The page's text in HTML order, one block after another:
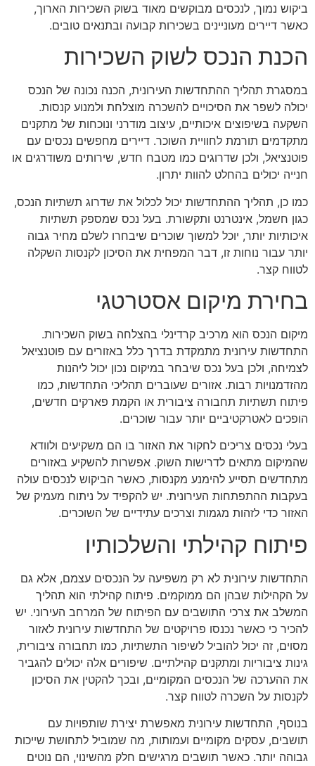
ביקוש נמוך, לנכסים מבוקשים מאוד בשוק השכירות הארוך,
כאשר דיירים מעוניינים בשכירות קבועה ובתנאים טובים.
הכנת הנכס לשוק השכירות
במסגרת תהליך ההתחדשות העירונית, הכנה נכונה של הנכס
יכולה לשפר את הסיכויים להשכרה מוצלחת ולמנוע קנסות.
השקעה בשיפוצים איכותיים, עיצוב מודרני ונוכחות של מתקנים
מתקדמים תורמת לחוויית השוכר. דיירים מחפשים נכסים עם
פוטנציאל, ולכן שדרוגים כמו מטבח חדש, שירותים משודרגים או
חנייה יכולים בהחלט להוות יתרון.
כמו כן, תהליך ההתחדשות יכול לכלול את שדרוג תשתיות הנכס,
כגון חשמל, אינטרנט ותקשורת. בעל נכס שמספק תשתיות
איכותיות יותר, יוכל למשוך שוכרים שיבחרו לשלם מחיר גבוה
יותר עבור נוחות זו, דבר המפחית את הסיכון לקנסות השקלה
לטווח קצר.
בחירת מיקום אסטרטגי
מיקום הנכס הוא מרכיב קרדינלי בהצלחה בשוק השכירות.
התחדשות עירונית מתמקדת בדרך כלל באזורים עם פוטנציאל
לצמיחה, ולכן בעל נכס שיבחר במיקום נכון יכול ליהנות
מהזדמנויות רבות. אזורים שעוברים תהליכי התחדשות, כמו
פיתוח תשתיות תחבורה ציבורית או הקמת פארקים חדשים,
הופכים לאטרקטיביים יותר עבור שוכרים.
בעלי נכסים צריכים לחקור את האזור בו הם משקיעים ולוודא
שהמיקום מתאים לדרישות השוק. אפשרות להשקיע באזורים
מתחדשים תסייע להימנע מקנסות, כאשר הביקוש לנכסים עולה
בעקבות ההתפתחות העירונית. יש להקפיד על ניתוח מעמיק של
האזור כדי לזהות מגמות וצרכים עתידיים של השוכרים.
פיתוח קהילתי והשלכותיו
התחדשות עירונית לא רק משפיעה על הנכסים עצמם, אלא גם
על הקהילות שבהן הם ממוקמים. פיתוח קהילתי הוא תהליך
המשלב את צרכי התושבים עם הפיתוח של המרחב העירוני. יש
להכיר כי כאשר נכנסו פרויקטים של התחדשות עירונית לאזור
מסוים, זה יכול להוביל לשיפור התשתיות, כמו תחבורה ציבורית,
גינות ציבוריות ומתקנים קהילתיים. שיפורים אלה יכולים להגביר
את ההערכה של הנכסים המקומיים, ובכך להקטין את הסיכון
לקנסות על השכרה לטווח קצר.
בנוסף, התחדשות עירונית מאפשרת יצירת שותפויות עם
תושבים, עסקים מקומיים ועמותות, מה שמוביל לתחושת שייכות
גבוהה יותר. כאשר תושבים מרגישים חלק מהשינוי, הם נוטים